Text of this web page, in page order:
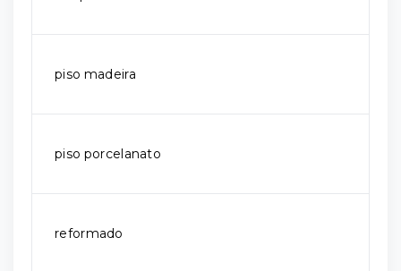
piso madeira
piso porcelanato
reformado